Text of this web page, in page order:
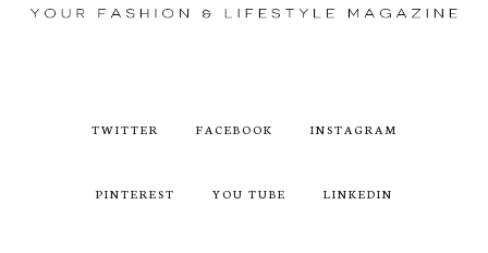
TWITTER FACEBOOK INSTAGRAM
PINTEREST YOU TUBE LINKEDIN